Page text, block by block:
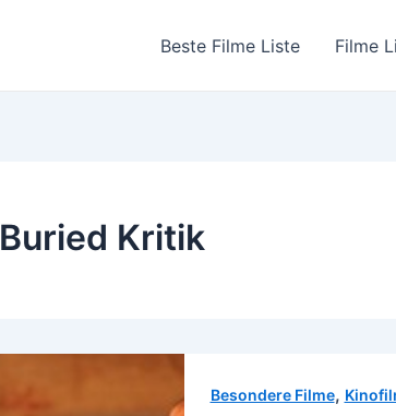
Beste Filme Liste Filme
Buried Kritik
Besondere Filme,